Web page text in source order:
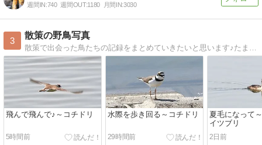
週間IN:740 週間OUT:1180 月間IN:3030
3
散策の野鳥写真
散策で出会った鳥たちの記録をまとめていきたいと思います♪たまに会う動物も入るかもしれません公開タイミングは会ったタイミングとずれてしまうと思いますが、ご了承ください
飛んで飛んで♪～コチドリ
5時間前
水際を歩き回る～コチドリ
29時間前
夏毛になって
イツブリ
2日前